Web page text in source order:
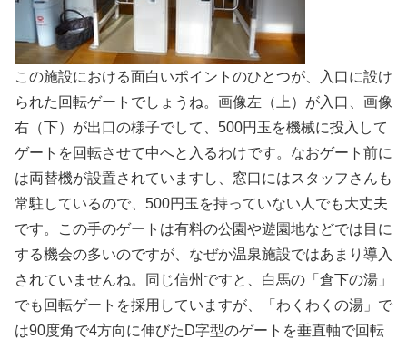
この施設における面白いポイントのひとつが、入口に設け
られた回転ゲートでしょうね。画像左（上）が入口、画像
右（下）が出口の様子でして、500円玉を機械に投入して
ゲートを回転させて中へと入るわけです。なおゲート前に
は両替機が設置されていますし、窓口にはスタッフさんも
常駐しているので、500円玉を持っていない人でも大丈夫
です。この手のゲートは有料の公園や遊園地などでは目に
する機会の多いのですが、なぜか温泉施設ではあまり導入
されていませんね。同じ信州ですと、白馬の「倉下の湯」
でも回転ゲートを採用していますが、「わくわくの湯」で
は90度角で4方向に伸びたD字型のゲートを垂直軸で回転